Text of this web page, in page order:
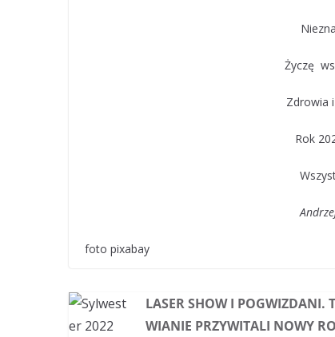
Życzę
Zdrowia
Rok
foto pixabay
LASER SHOW I POGWIZDANI.
WIANIE PRZYWITALI NOWY